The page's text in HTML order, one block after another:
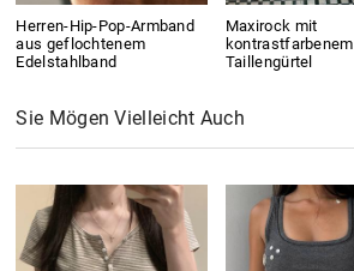
Herren-Hip-Pop-Armband
aus geflochtenem
Edelstahlband
Maxirock mit
kontrastfarbenem
Taillengürtel
Sie Mögen Vielleicht Auch